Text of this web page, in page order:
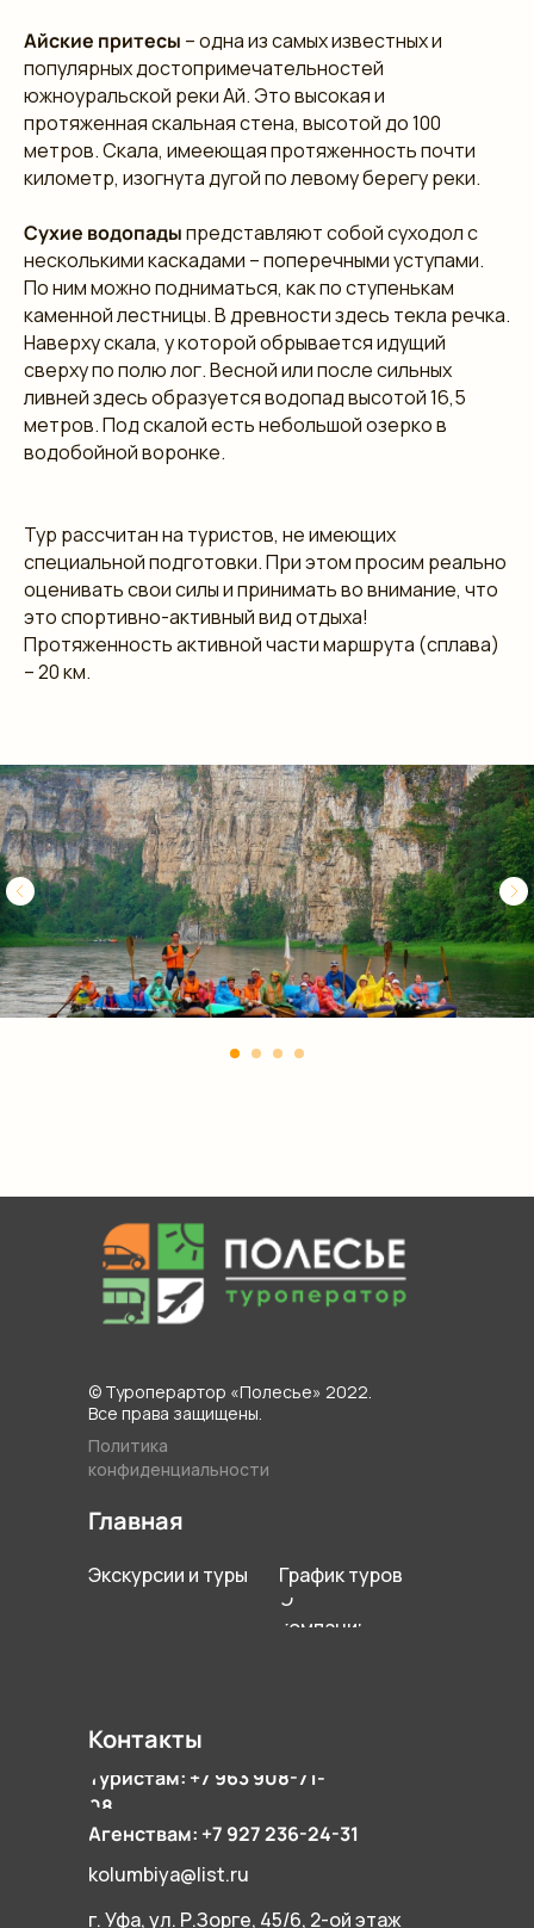
Айские притесы – одна из самых известных и
популярных достопримечательностей
южноуральской реки Ай. Это высокая и
протяженная скальная стена, высотой до 100
метров. Скала, имееющая протяженность почти
километр, изогнута дугой по левому берегу реки.
Сухие водопадыпредставляют собой суходол с
несколькими каскадами – поперечными уступами.
По ним можно подниматься, как по ступенькам
каменной лестницы. В древности здесь текла речка.
Наверху скала, у которой обрывается идущий
сверху по полю лог. Весной или после сильных
ливней здесь образуется водопад высотой 16,5
метров. Под скалой есть небольшой озерко в
водобойной воронке.
Тур рассчитан на туристов, не имеющих
специальной подготовки. При этом просим реально
оценивать свои силы и принимать во внимание, что
это спортивно-активный вид отдыха!
Протяженность активной части маршрута (сплава)
– 20 км.
© Туроперартор «Полесье» 2022.
Все права защищены.
Контакты
Туристам: +7 963 908-71-
08
Агенствам: +7 927 236-24-31
г. Уфа, ул. Р.Зорге, 45/6, 2-ой этаж
kolumbiya@list.ru
Главная
Экскурсии и туры
График туров
О
компании
Политика
конфиденциальности